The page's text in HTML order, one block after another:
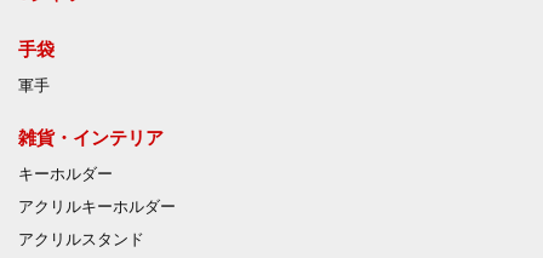
手袋
軍手
雑貨・インテリア
キーホルダー
アクリルキーホルダー
アクリルスタンド